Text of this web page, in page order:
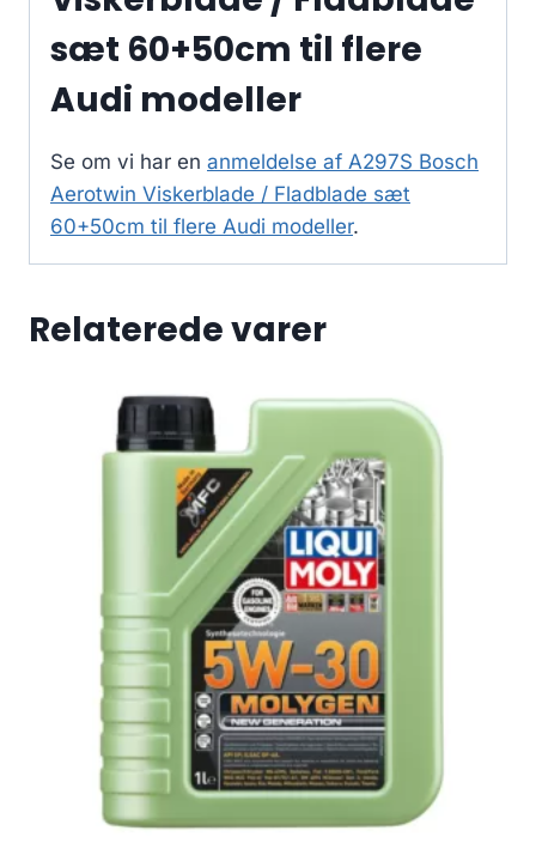
sæt 60+50cm til flere
Audi modeller
Se om vi har en anmeldelse af A297S Bosch
Aerotwin Viskerblade / Fladblade sæt
60+50cm til flere Audi modeller.
Relaterede varer